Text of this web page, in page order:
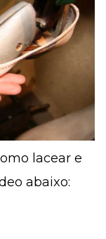
lacear e
abaixo: